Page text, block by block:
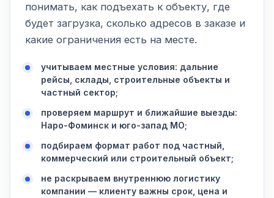
понимать, как подъехать к объекту, где
будет загрузка, сколько адресов в заказе и
какие ограничения есть на месте.
учитываем местные условия: дальние
рейсы, склады, строительные объекты и
частный сектор;
проверяем маршрут и ближайшие выезды:
Наро-Фоминск и юго-запад МО;
подбираем формат работ под частный,
коммерческий или строительный объект;
не раскрываем внутреннюю логистику
компании — клиенту важны срок, цена и